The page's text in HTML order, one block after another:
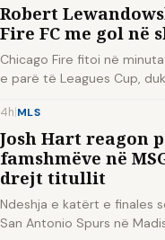
Robert
Fire FC me gol në
Chicago Fire fitoi në
e parë të Leagues Cup,
4h MLS
Josh Hart reagon
famshmëve në
drejt titullit
Ndeshja e katërt e finales
San Antonio Spurs në